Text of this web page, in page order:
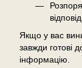
Якщо у вас
завжди готові
інформацію.